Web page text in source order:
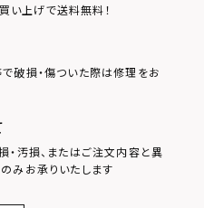
い上げで送料無料！
破損・傷ついた際は修理をお
・汚損、またはご注文内容と異
みお承りいたします